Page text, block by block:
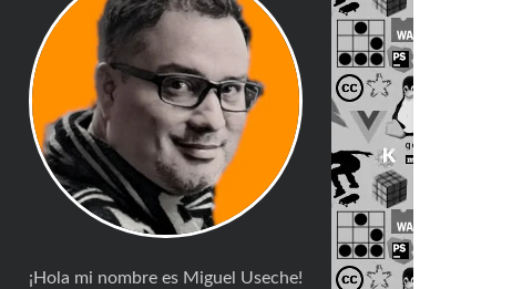
¡Hola mi nombre es Miguel Useche!